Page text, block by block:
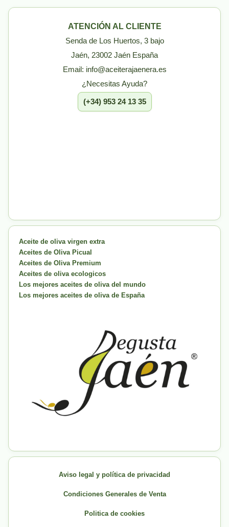
ATENCIÓN AL CLIENTE
Senda de Los Huertos, 3 bajo
Jaén, 23002 Jaén España
Email: info@aceiterajaenera.es
¿Necesitas Ayuda?
(+34) 953 24 13 35
Aceite de oliva virgen extra
Aceites de Oliva Picual
Aceites de Oliva Premium
Aceites de oliva ecologicos
Los mejores aceites de oliva del mundo
Los mejores aceites de oliva de España
Aviso legal y política de privacidad
Condiciones Generales de Venta
Politica de cookies